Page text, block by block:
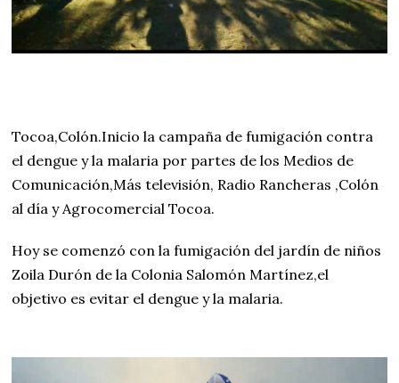
4
Tocoa,Colón.Inicio la campaña de fumigación contra
el dengue y la malaria por partes de los Medios de
Comunicación,Más televisión, Radio Rancheras ,Colón
al día y Agrocomercial Tocoa.
Hoy se comenzó con la fumigación del jardín de niños
Zoila Durón de la Colonia Salomón Martínez,el
objetivo es evitar el dengue y la malaria.